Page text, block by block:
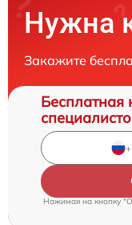
Нужна
Закажите
Бесплатная
Нажимая на кнопку